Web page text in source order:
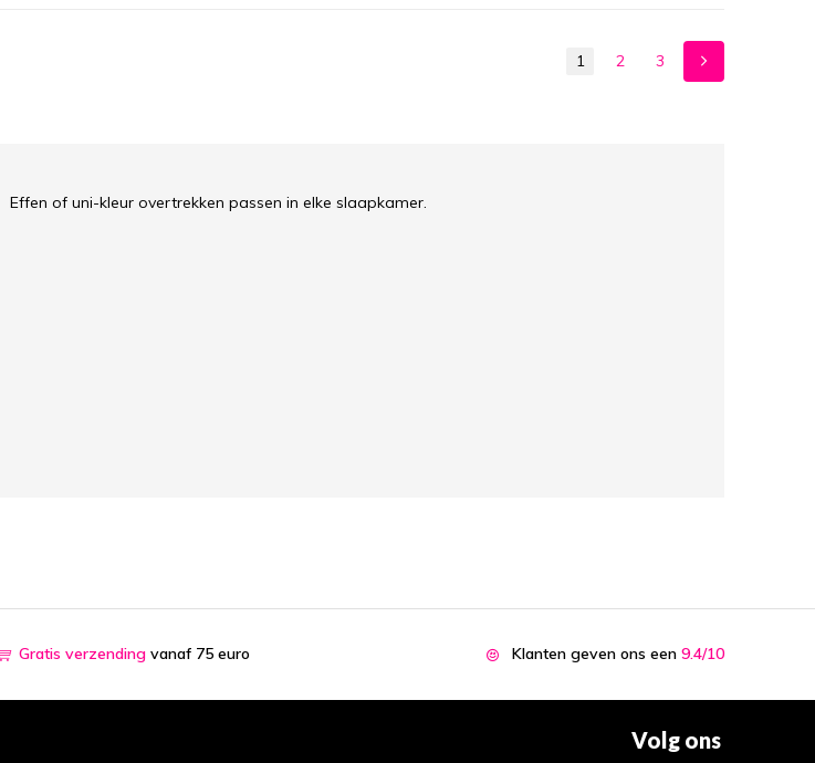
1 2 3
Effen of uni-kleur overtrekken passen in elke slaapkamer.
Gratis verzending vanaf 75 euro Klanten geven ons een 9.4/10
Volg ons